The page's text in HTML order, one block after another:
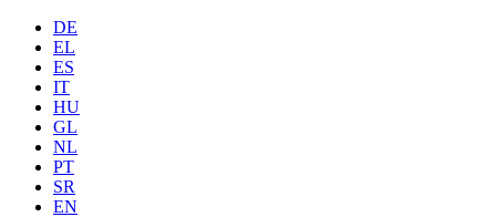
DE
EL
ES
IT
HU
GL
NL
PT
SR
EN